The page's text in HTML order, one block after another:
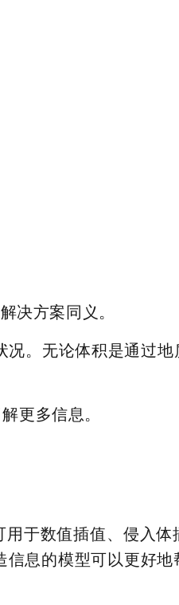
决方案同义。
。无论体积是通过
更多信息。
于数值插值、侵入
息的模型可以更好